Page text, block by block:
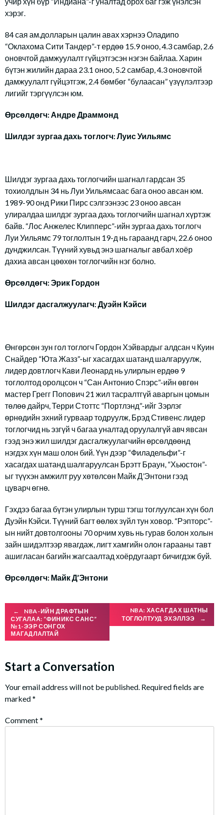
хэрэг.
84 сая ам.долларын цалин авах хэрнээ Оладипо
“Оклахома Сити Тандер”-т ердөө 15.9 оноо, 4.3 самбар, 2.6
оновчтой дамжуулалт гүйцэтгэсэн нэгэн байлаа. Харин
бүтэн жилийн дараа 23.1 оноо, 5.2 самбар, 4.3 оновчтой
дамжуулалт гүйцэтгэж, 2.4 бөмбөг “булаасан” үзүүлэлтээр
лигийг тэргүүлсэн юм.
Өрсөлдөгч: Андре Драммонд
Шилдэг зургаа дахь тоглогч: Луис Уильямс
Шилдэг зургаа дахь тоглогчийн шагнал гардсан 35
тохиолдлын 34 нь Луи Уильямсаас бага оноо авсан юм.
1989-90 онд Рики Пирс сэлгээнээс 23 оноо авсан
улиралдаа шилдэг зургаа дахь тоглогчийн шагнал хүртэж
байв. “Лос Анжелес Клипперс”-ийн зургаа дахь тоглогч
Луи Уильямс 79 тоглолтын 19-д нь гараанд гарч, 22.6 оноо
дунджилсан. Түүний хувьд энэ шагналыг авбал хоёр
дахиа авсан цөөхөн тоглогчийн нэг болно.
Өрсөлдөгч: Эрик Гордон
Шилдэг дасгалжуулагч: Дуэйн Кэйси
Өнгөрсөн зун гол тоглогч Гордон Хэйвардыг алдсан ч Куин
Снайдер “Юта Жазз”-ыг хасагдах шатанд шалгаруулж,
лидер довтлогч Кави Леонард нь улирлын ердөө 9
тоглолтод оролцсон ч “Сан Антонио Спэрс”-ийн өвгөн
мастер Грегг Попович 21 жил тасралтгүй аваргын цомын
төлөө дайрч, Терри Стоттс “Портлэнд”-ийг Зэрлэг
өрнөдийн эхний гурваар тодруулж, Брэд Стивенс лидер
тоглогчид нь эзгүй ч багаа уналтад оруулалгүй авч явсан
гээд энэ жил шилдэг дасгалжуулагчийн өрсөлдөөнд
нэгдэх хүн маш олон бий. Үүн дээр “Филадельфи”-г
хасагдах шатанд шалгаруулсан Брэтт Браун, “Хьюстон”-
ыг түүхэн амжилт руу хөтөлсөн Майк Д’Энтони гээд
цуварч өгнө.
Гэхдээ багаа бүтэн улирлын турш тэгш тоглуулсан хүн бол
Дуэйн Кэйси. Түүний багт өөлөх зүйл тун ховор. “Рэпторс”-
ын нийт довтолгооны 70 орчим хувь нь гурав болон холын
зайн шидэлтээр явагдаж, лигт хамгийн олон гарааны тавт
ашигласан багийн жагсаалтад хоёрдугаарт бичигдэж буй.
Өрсөлдөгч: Майк Д’Энтони
Post
navigation
←
NBA-ИЙН ДРАФТЫН
СУГАЛАА: “ФИНИКС САНС”
№1-ЭЭР СОНГОХ
МАГАДЛАЛТАЙ
NBA: ХАСАГДАХ ШАТНЫ
ТОГЛОЛТУУД ЭХЭЛЛЭЭ
→
Start a Conversation
Your email address will not be published. Required fields are
marked*
Comment*